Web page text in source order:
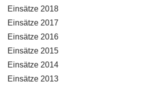
Einsätze 2018
Einsätze 2017
Einsätze 2016
Einsätze 2015
Einsätze 2014
Einsätze 2013